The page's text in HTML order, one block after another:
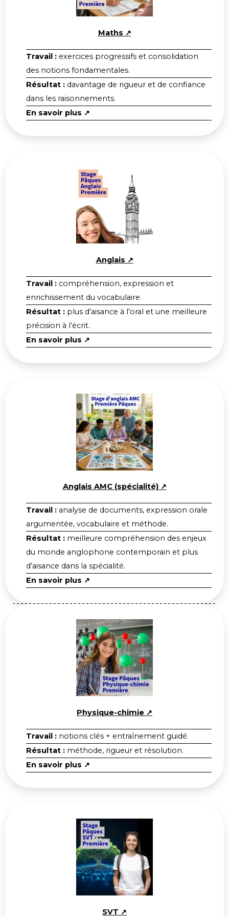
Maths ↗
Travail : exercices progressifs et consolidation
des notions fondamentales.
Résultat : davantage de rigueur et de confiance
dans les raisonnements.
En savoir plus ↗
Anglais ↗
Travail : compréhension, expression et
enrichissement du vocabulaire.
Résultat : plus d’aisance à l’oral et une meilleure
précision à l’écrit.
En savoir plus ↗
Anglais AMC (spécialité) ↗
Travail : analyse de documents, expression orale
argumentée, vocabulaire et méthode.
Résultat : meilleure compréhension des enjeux
du monde anglophone contemporain et plus
d’aisance dans la spécialité.
En savoir plus ↗
Physique-chimie ↗
Travail : notions clés + entraînement guidé.
Résultat : méthode, rigueur et résolution.
En savoir plus ↗
SVT ↗